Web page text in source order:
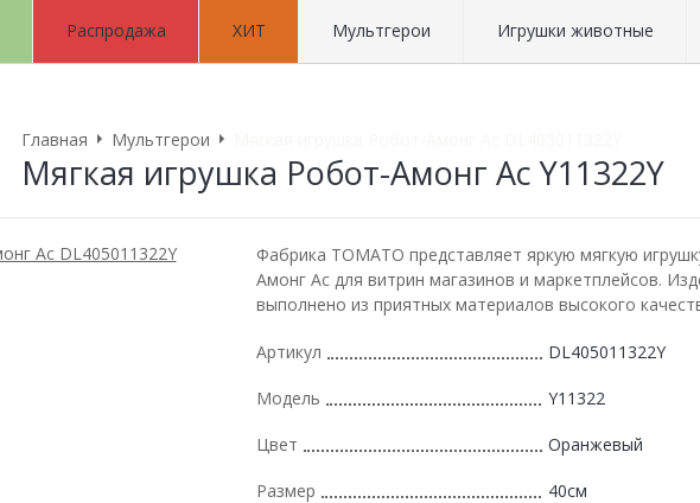
Распродажа ХИТ Мультгерои Игрушки животные
Главная Мультгерои
Мягкая игрушка Робот-Амонг Ас Y11322Y
Фабрика ТОМАТО представляет яркую мягкую
Амонг Ас для витрин магазинов и маркетплейсов.
выполнено из приятных материалов высокого
Артикул DL405011322Y
Модель Y11322
Цвет Оранжевый
Размер 40см